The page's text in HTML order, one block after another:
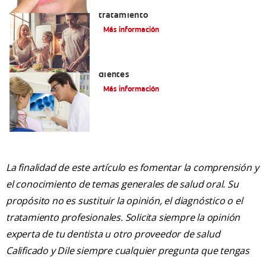
tratamiento
Más información
dientes
Más información
La finalidad de este artículo es fomentar la comprensión y
el conocimiento de temas generales de salud oral. Su
propósito no es sustituir la opinión, el diagnóstico o el
tratamiento profesionales. Solicita siempre la opinión
experta de tu dentista u otro proveedor de salud
Calificado y Dile siempre cualquier pregunta que tengas